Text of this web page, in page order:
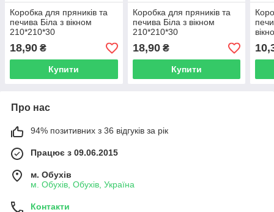
Коробка для пряників та
печива Біла з вікном
210*210*30
18,90 ₴
Купити
Коробка для пряників та
печива Біла з вікном
210*210*30
18,90₴
Купити
Про нас
94% позитивних з 36 відгуків за рік
Працює з 09.06.2015
м. Обухів
м. Обухів, Обухів, Україна
Контакти